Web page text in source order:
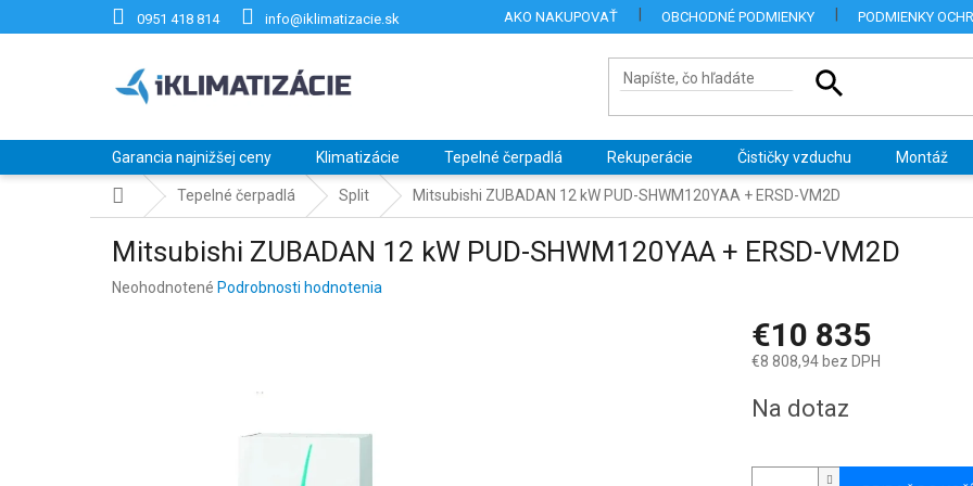
0951 418 814 info@iklimatizacie.sk AKO NAKUPOVAŤ OBCHODNÉ PODMIENKY PODMIENKY
Garancia najnižšej ceny Klimatizácie Tepelné čerpadlá Rekuperácie Čističky vzduchu Montáž
DomovTepelné čerpadlá Split Mitsubishi ZUBADAN 12 kW PUD-SHWM120YAA + ERSD-VM2D
Mitsubishi ZUBADAN 12 kW PUD-SHWM120YAA + ERSD-VM2D
Priemerné
Neohodnotené Podrobnosti hodnotenia
€10 835
€8 808,94 bez DPH
cena:
Na dotaz